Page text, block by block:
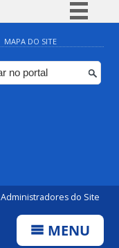
Simplifique!
Comunica BR
Participe
MAPA DO SITE
Administradores do Site
MENU